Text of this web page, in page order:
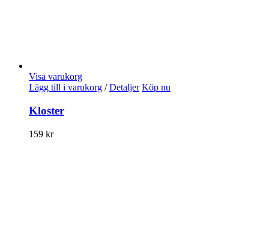
Visa varukorg
Lägg till i varukorg / Detaljer Köp nu
Kloster
159 kr